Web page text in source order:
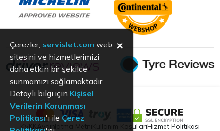
KVKK Aydınlatma Metni Kullanım KoşullarıHizmet Politikası
Çerezler, servislet.com web
sitesini ve hizmetlerimizi
daha etkin bir şekilde
sunmamızı sağlamaktadır.
Detaylı bilgi için Kişisel
Verilerin Korunması
Politikası'ı ile Çerez
×